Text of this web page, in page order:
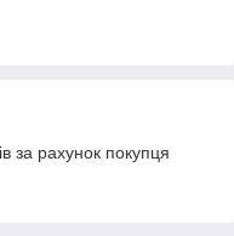
за рахунок покупця